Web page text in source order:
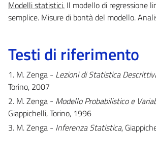
Modelli statistici. Il modello di regressione
semplice. Misure di bontà del modello.
Testi di riferimento
1. M. Zenga - Lezioni di Statistica
Torino, 2007
2. M. Zenga - Modello Probabilistico e
Giappichelli, Torino, 1996
3. M. Zenga - Inferenza Statistica,